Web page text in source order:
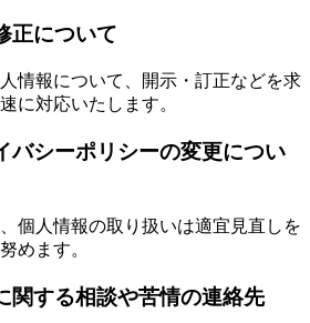
正について
情報について、開示・訂正などを求
に対応いたします。
バシーポリシーの変更につい
個人情報の取り扱いは適宜見直しを
めます。
関する相談や苦情の連絡先